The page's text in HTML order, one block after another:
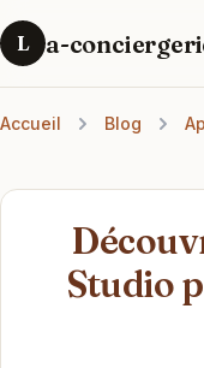
L a-
Accueil Blog
Studio